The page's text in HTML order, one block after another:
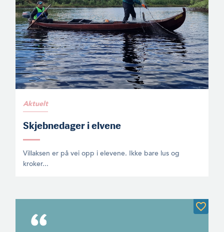
Aktuelt
Skjebnedager i elvene
Villaksen er på vei opp i elevene. Ikke bare lus og
kroker...